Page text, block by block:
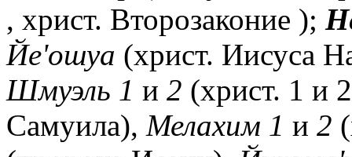
, христ. Второзаконие );
Йе'ошуа (христ. Иисуса
Шмуэль 1 и 2 (христ. 1 и
Самуила), Мелахим 1 и 2